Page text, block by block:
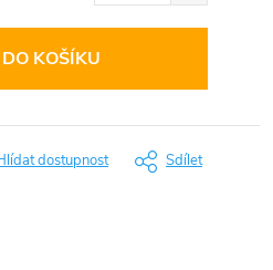
KOŠÍKU
dostupnost Sdílet